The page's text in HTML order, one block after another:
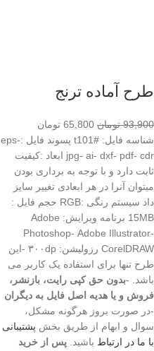
طرح آماده ترنج
93,900 تومان 65,800 تومان
شناسه فایل: #t101 پسوند فایل :eps-
jpg- ai- dxf- pdf- cdr ابعاد :کیفیت
ثابت دارد و با توجه به برداری بودن
میتوان آنرا در هر ابعادی تغییر سایز
داد سیستم رنگی :RGB حجم فایل :
15MB برنامه ویرایش: Adobe
Photoshop- Adobe Illustrator-
CorelDRAW رزولیشن: ۳۰۰dp -این
طرح تنها برای استفاده یک کاربر می
باشد. -بدون حق کپی رایت، بازنشر،
فروش و یا هدیه اصل فایل به دیگران
-در صورت بروز هرگونه مشکل،
سوال و ابهام از طریق بخش پشتیبانی
با ما در ارتباط باشید. پس از خرید